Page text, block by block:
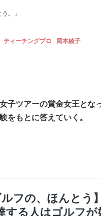
。」
ティーチングプロ 岡本綾子
子ツアーの賞金女王と
をもとに答えていく。